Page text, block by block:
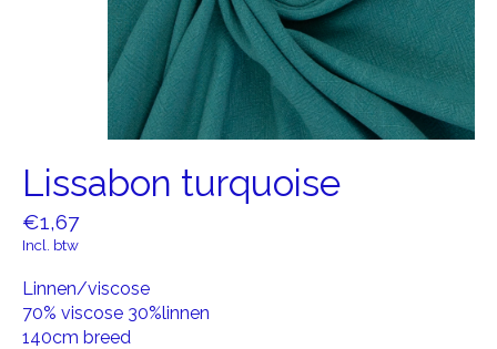
Lissabon turquoise
€1,67
Incl. btw
Linnen/viscose
70% viscose 30%linnen
140cm breed